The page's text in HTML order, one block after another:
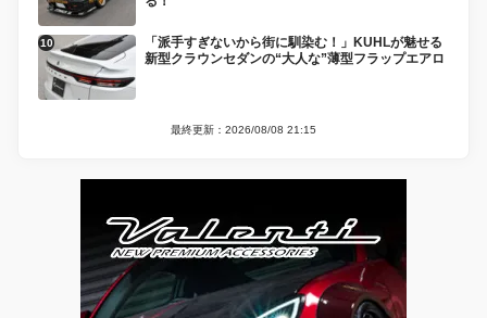
「派手すぎないから街に馴染む！」KUHLが魅せる
新型クラウンセダンの“大人な”薄型フラップエアロ
最終更新：2026/08/08 21:15